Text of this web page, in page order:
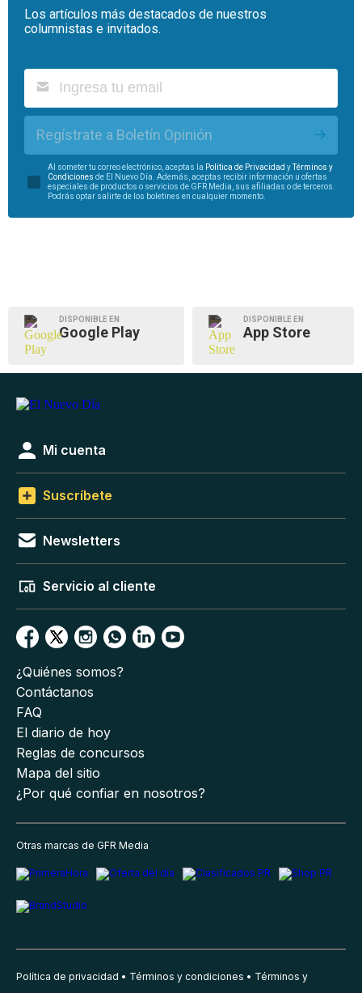
Los artículos más destacados de nuestros
columnistas e invitados.
Regístrate a Boletín Opinión
Al someter tu correo electrónico, aceptas la Política de Privacidad yTérminos y
Condiciones de El Nuevo Día. Además, aceptas recibir información u ofertas
especiales de productos o servicios de GFR Media, sus afiliadas o de terceros.
Podrás optar salirte de los boletines en cualquier momento.
DISPONIBLE EN
Google Play
DISPONIBLE EN
App Store
Mi cuenta
Suscríbete
Newsletters
Servicio al cliente
¿Quiénes somos?
Contáctanos
FAQ
El diario de hoy
Reglas de concursos
Mapa del sitio
¿Por qué confiar en nosotros?
Otras marcas de GFR Media
Política de privacidad Términos y condiciones
Términos y